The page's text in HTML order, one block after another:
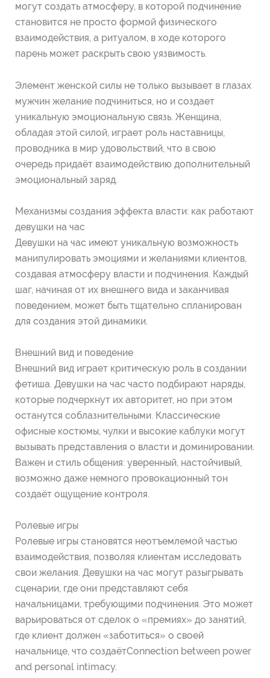
могут создать атмосферу, в которой подчинение
становится не просто формой физического
взаимодействия, а ритуалом, в ходе которого
парень может раскрыть свою уязвимость.
Элемент женской силы не только вызывает в глазах
мужчин желание подчиниться, но и создает
уникальную эмоциональную связь. Женщина,
обладая этой силой, играет роль наставницы,
проводника в мир удовольствий, что в свою
очередь придаёт взаимодействию дополнительный
эмоциональный заряд.
Механизмы создания эффекта власти: как работают
девушки на час
Девушки на час имеют уникальную возможность
манипулировать эмоциями и желаниями клиентов,
создавая атмосферу власти и подчинения. Каждый
шаг, начиная от их внешнего вида и заканчивая
поведением, может быть тщательно спланирован
для создания этой динамики.
Внешний вид и поведение
Внешний вид играет критическую роль в создании
фетиша. Девушки на час часто подбирают наряды,
которые подчеркнут их авторитет, но при этом
останутся соблазнительными. Классические
офисные костюмы, чулки и высокие каблуки могут
вызывать представления о власти и доминировании.
Важен и стиль общения: уверенный, настойчивый,
возможно даже немного провокационный тон
создаёт ощущение контроля.
Ролевые игры
Ролевые игры становятся неотъемлемой частью
взаимодействия, позволяя клиентам исследовать
свои желания. Девушки на час могут разыгрывать
сценарии, где они представляют себя
начальницами, требующими подчинения. Это может
варьироваться от сделок о «премиях» до занятий,
где клиент должен «заботиться» о своей
начальнице, что создаётConnection between power
and personal intimacy.